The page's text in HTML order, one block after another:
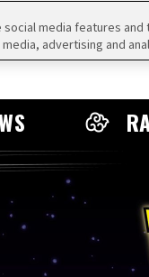
media features and
advertising and